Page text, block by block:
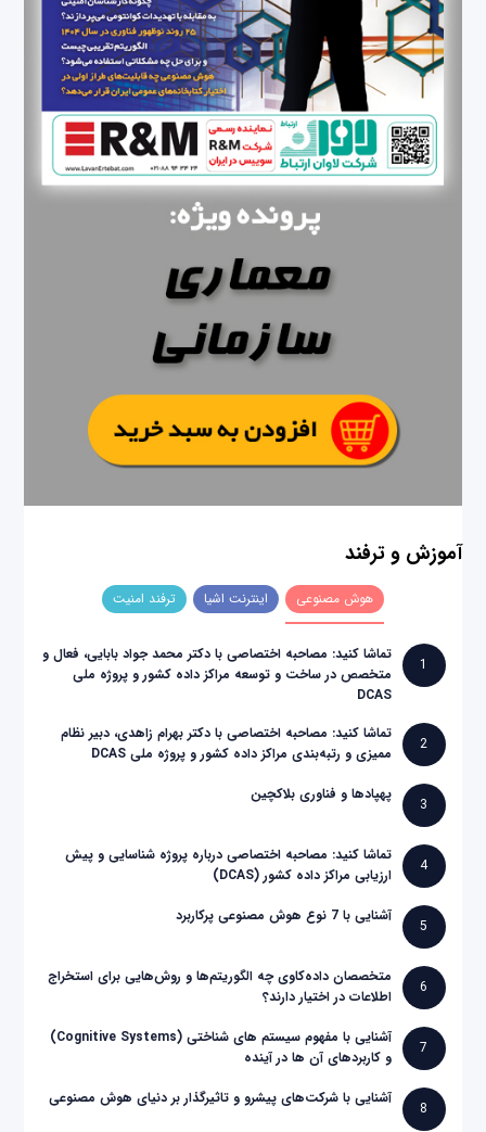
آموزش و ترفند
هوش مصنوعی اینترنت اشیا ترفند امنیت
1
تماشا کنید: مصاحبه اختصاصی با دکتر محمد جواد بابایی، فعال و
متخصص در ساخت و توسعه مراکز داده کشور و پروژه ملی
DCAS
2
تماشا کنید: مصاحبه اختصاصی با دکتر بهرام زاهدی، دبیر نظام
ممیزی و رتبه‌بندی مراکز داده کشور و پروژه ملی DCAS
3
پهپادها و فناوری بلاکچین
4
تماشا کنید: مصاحبه اختصاصی درباره پروژه شناسایی و پیش
ارزیابی مراکز داده کشور (DCAS)
5
آشنایی با 7 نوع هوش مصنوعی پرکاربرد
6
متخصصان داده‌کاوی چه الگوریتم‌ها و روش‌هایی برای استخراج
اطلاعات در اختیار دارند؟
7
آشنایی با مفهوم سیستم های شناختی (Cognitive Systems)
و کاربردهای آن ها در آینده
8
آشنایی با شرکت‌های پیشرو و تاثیرگذار بر دنیای هوش مصنوعی